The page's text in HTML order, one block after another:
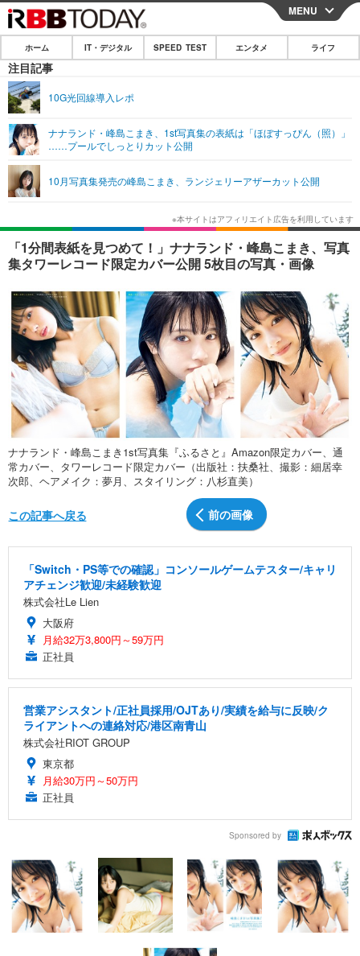
CLOSE
ホーム
IT・デジタル
ネタ
ショッピング その他
SPEED TEST
エンタメ
エンタメTOP 映画・ドラマ
韓国・芸能
音楽 スポーツ
ショッピング その他
ライフ
ライフTOP グルメ
ペット ショッピング
リリース一覧
プッシュ通知の停止方法
MENU
ホーム IT・デジタル SPEED TEST エンタメ ライフ
注目記事
10G光回線導入レポ
ナナランド・峰島こまき、1st写真集の表紙は「ほぼすっぴん（照）」
……プールでしっとりカット公開
10月写真集発売の峰島こまき、ランジェリーアザーカット公開
「1分間表紙を見つめて！」ナナランド・峰島こまき、写真
集タワーレコード限定カバー公開 5枚目の写真・画像
ナナランド・峰島こまき1st写真集『ふるさと』Amazon限定カバー、通
常カバー、タワーレコード限定カバー（出版社：扶桑社、撮影：細居幸
次郎、ヘアメイク：夢月、スタイリング：八杉直美）
前の画像
この記事へ戻る
「Switch・PS等での確認」コンソールゲームテスター/キャリ
アチェンジ歓迎/未経験歓迎
株式会社Le Lien
大阪府
月給32万3,800円～59万円
正社員
営業アシスタント/正社員採用/OJTあり/実績を給与に反映/ク
ライアントへの連絡対応/港区南青山
株式会社RIOT GROUP
東京都
月給30万円～50万円
正社員
Sponsored by